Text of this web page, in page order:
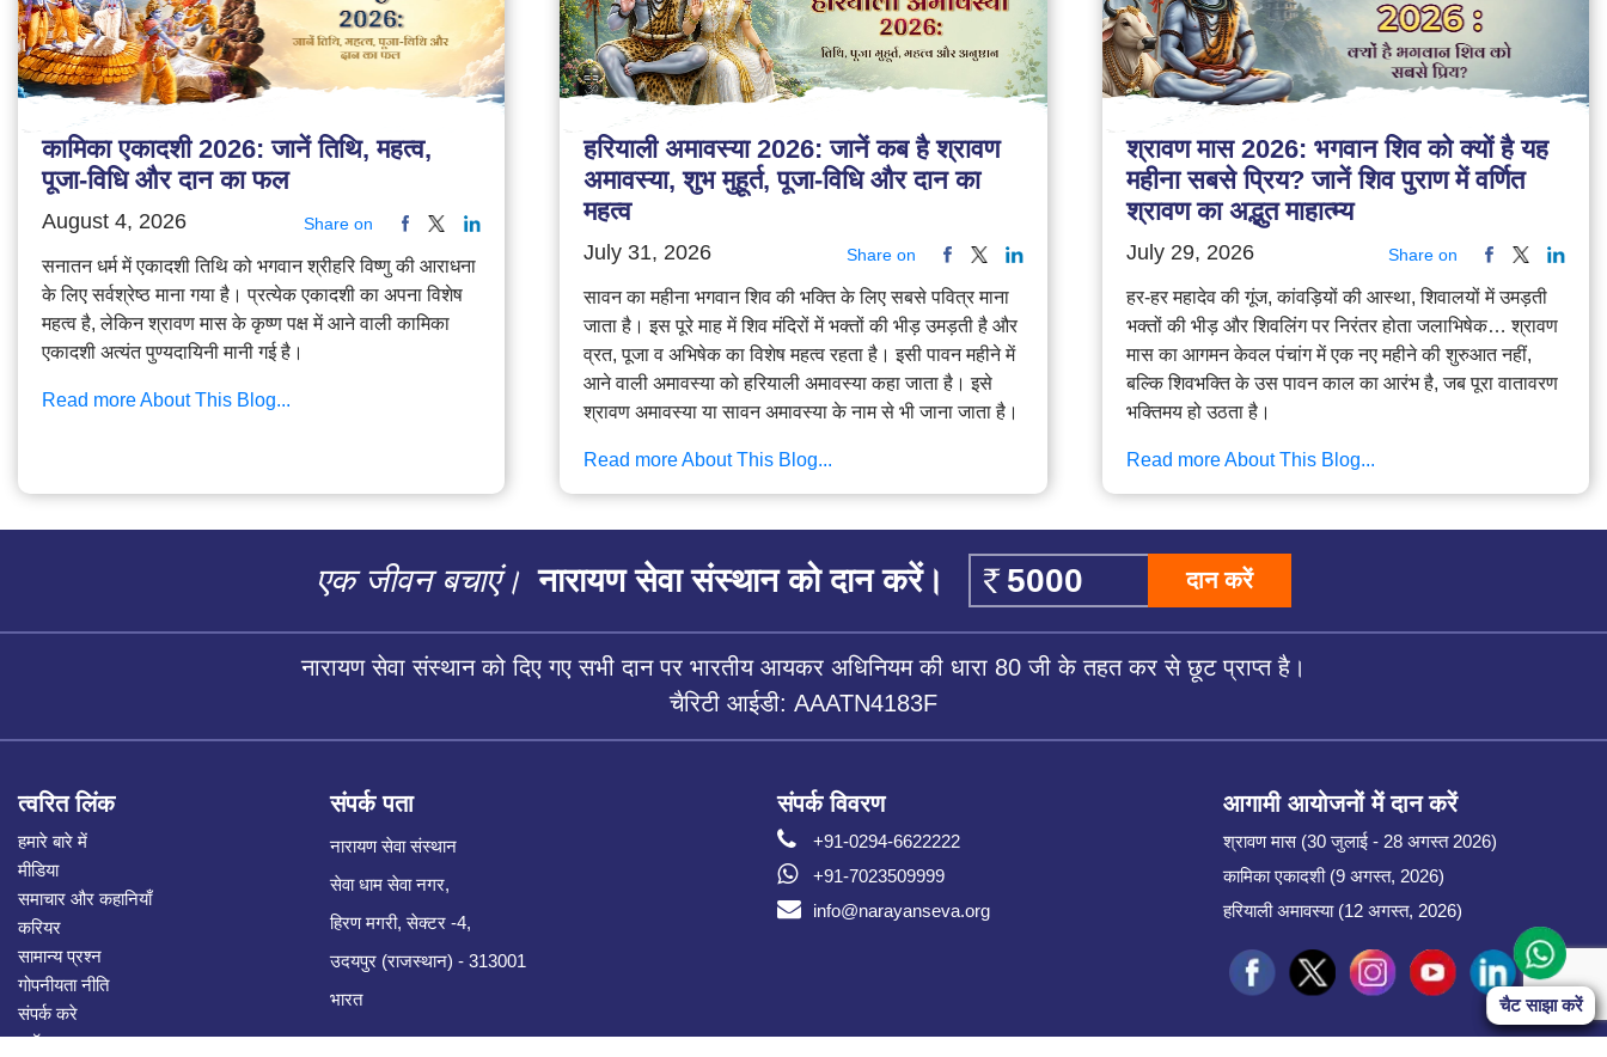
Start Chat
कामिका एकादशी 2026: जानें तिथि, महत्व,
पूजा-विधि और दान का फल
August 4, 2026 Share on
सनातन धर्म में एकादशी तिथि को भगवान श्रीहरि विष्णु की आराधना
के लिए सर्वश्रेष्ठ माना गया है। प्रत्येक एकादशी का अपना विशेष
महत्व है, लेकिन श्रावण मास के कृष्ण पक्ष में आने वाली कामिका
एकादशी अत्यंत पुण्यदायिनी मानी गई है।
Read more About This Blog...
हरियाली अमावस्या 2026: जानें कब है श्रावण
अमावस्या, शुभ मुहूर्त, पूजा-विधि और दान का
महत्व
July 31, 2026 Share on
सावन का महीना भगवान शिव की भक्ति के लिए सबसे पवित्र माना
जाता है। इस पूरे माह में शिव मंदिरों में भक्तों की भीड़ उमड़ती है और
व्रत, पूजा व अभिषेक का विशेष महत्व रहता है। इसी पावन महीने में
आने वाली अमावस्या को हरियाली अमावस्या कहा जाता है। इसे
श्रावण अमावस्या या सावन अमावस्या के नाम से भी जाना जाता है।
Read more About This Blog...
श्रावण मास 2026: भगवान शिव को क्यों है यह
महीना सबसे प्रिय? जानें शिव पुराण में वर्णित
श्रावण का अद्भुत माहात्म्य
July 29, 2026 Share on
हर-हर महादेव की गूंज, कांवड़ियों की आस्था, शिवालयों में उमड़ती
भक्तों की भीड़ और शिवलिंग पर निरंतर होता जलाभिषेक… श्रावण
मास का आगमन केवल पंचांग में एक नए महीने की शुरुआत नहीं,
बल्कि शिवभक्ति के उस पावन काल का आरंभ है, जब पूरा वातावरण
भक्तिमय हो उठता है।
Read more About This Blog...
चैट साझा करें
एक जीवन बचाएं। नारायण सेवा संस्थान को दान करें। दान करें
नारायण सेवा संस्थान को दिए गए सभी दान पर भारतीय आयकर अधिनियम की धारा 80 जी के तहत कर से छूट प्राप्त है।
चैरिटी आईडी: AAATN4183F
त्वरित लिंक
हमारे बारे में
मीडिया
समाचार और कहानियाँ
करियर
सामान्य प्रश्न
गोपनीयता नीति
संपर्क करे
ब्लॉग
संपर्क पता
नारायण सेवा संस्थान
सेवा धाम सेवा नगर,
हिरण मगरी, सेक्टर -4,
उदयपुर (राजस्थान) - 313001
भारत
संपर्क विवरण
+91-0294-6622222
+91-7023509999
info@narayanseva.org
आगामी आयोजनों में दान करें
श्रावण मास (30 जुलाई - 28 अगस्त 2026)
कामिका एकादशी (9 अगस्त, 2026)
हरियाली अमावस्या (12 अगस्त, 2026)